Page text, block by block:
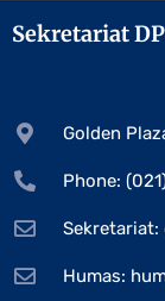
Sekretariat
Golden
Phone:
Sekretariat:
Humas: